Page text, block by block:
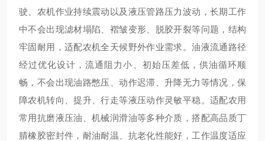
驶、农机作业持续震动以及液压管路压力波动，长期工作
中不会出现滤材塌陷、褶皱变形、脱胶开裂等问题，结构
牢固耐用，适配农机全天候野外作业需求。油液流通路径
经过优化设计，流通阻力小、初始压差低，供油循环顺
畅，不会出现油路憋压、动作迟滞、升降无力等情况，保
障农机转向、提升、行走等液压动作灵敏平稳。适配农用
常用抗磨液压油、机械润滑油等多种介质，搭配高品质丁
腈橡胶密封件，耐油耐温、抗老化性能好，工作温度适应